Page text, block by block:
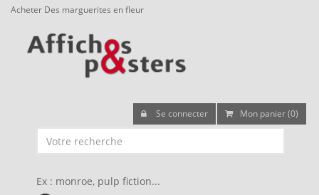
Acheter Des marguerites en fleur
Se connecter Mon panier (0)
Ex : monroe, pulp fiction...